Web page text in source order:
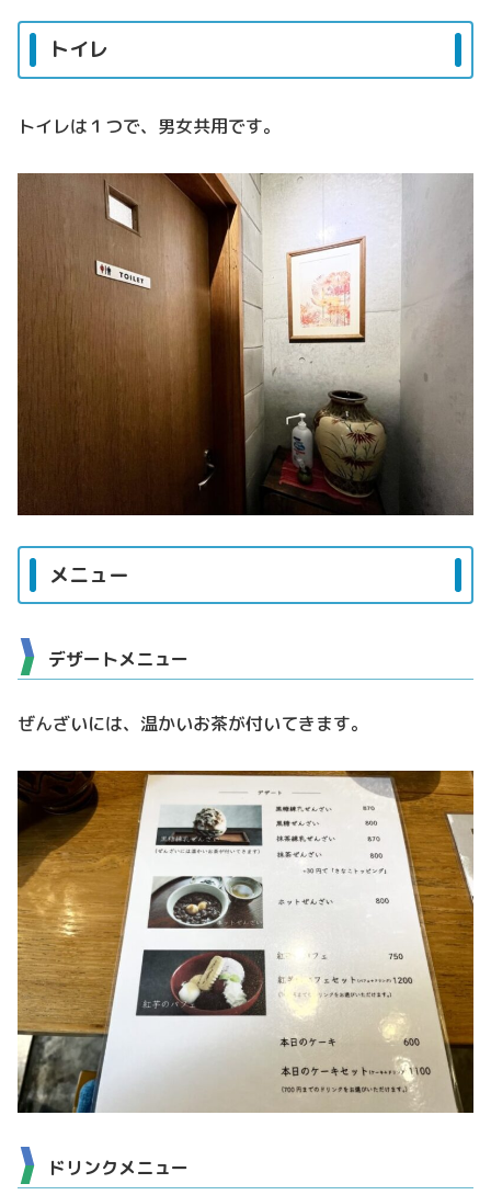
トイレ
トイレは１つで、男女共用です。
メニュー
デザートメニュー
ぜんざいには、温かいお茶が付いてきます。
ドリンクメニュー